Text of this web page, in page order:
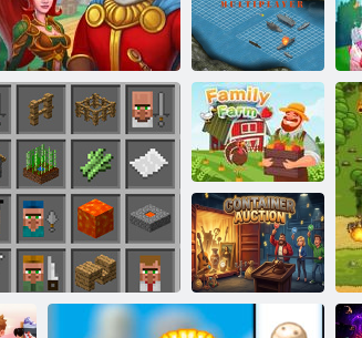
En İyisi Krallık
Lezzetli
Emily'nin Home
Sweet Home
Savaş gemisi
savaş çok
oyunculu
Aile çiftliği